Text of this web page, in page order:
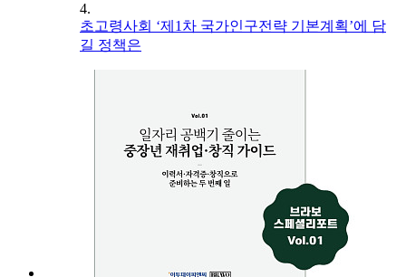
4.
초고령사회 ‘제1차 국가인구전략 기본계획’에 담
길 정책은